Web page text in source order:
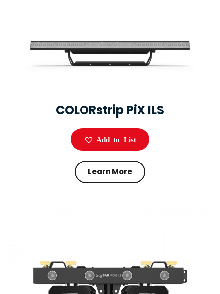
COLORstrip PiX ILS
Add to List
Learn More